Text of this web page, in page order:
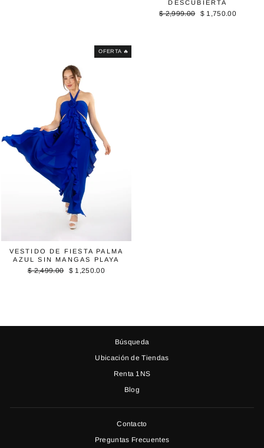
DESCUBIERTA
Precio
$ 2,999.00
Precio
$ 1,750.00
OFERTA 🔥
VESTIDO DE FIESTA PALMA
AZUL SIN MANGAS PLAYA
Precio
$ 2,499.00
Precio
$ 1,250.00
Búsqueda
Ubicación de Tiendas
Renta 1NS
Blog
Contacto
Preguntas Frecuentes